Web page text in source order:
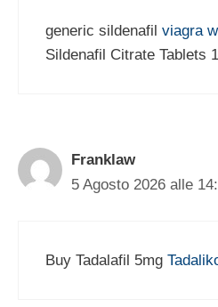
generic sildenafil viagra
Sildenafil Citrate Tablets
Franklaw
5 Agosto 2026 alle
Buy Tadalafil 5mg